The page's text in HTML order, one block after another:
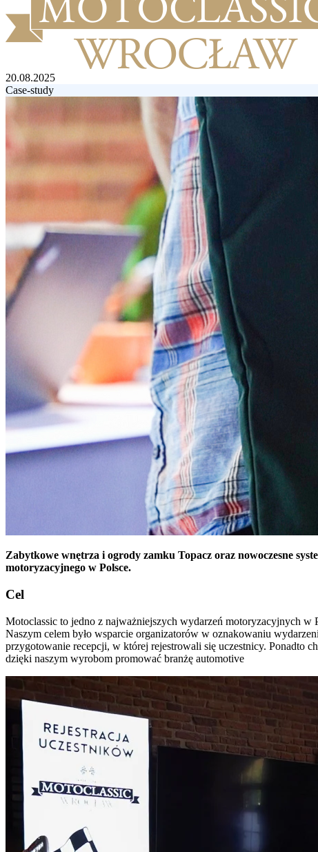
20.08.2025
Case-study
Zabytkowe wnętrza i ogrody zamku Topacz oraz nowoczesne
motoryzacyjnego w Polsce.
Cel
Motoclassic to jedno z najważniejszych wydarzeń motoryzacyjnych
Naszym celem było wsparcie organizatorów w oznakowaniu
przygotowanie recepcji, w której rejestrowali się uczestnicy. Ponadto
dzięki naszym wyrobom promować branżę automotive